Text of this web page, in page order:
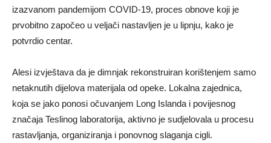
izazvanom pandemijom COVID-19, proces obnove koji je
prvobitno započeo u veljači nastavljen je u lipnju, kako je
potvrdio centar.
Alesi izvještava da je dimnjak rekonstruiran korištenjem samo
netaknutih dijelova materijala od opeke. Lokalna zajednica,
koja se jako ponosi očuvanjem Long Islanda i povijesnog
značaja Teslinog laboratorija, aktivno je sudjelovala u procesu
rastavljanja, organiziranja i ponovnog slaganja cigli.